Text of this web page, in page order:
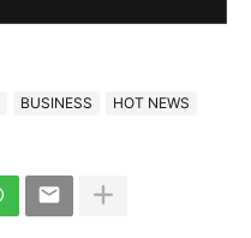
BUSINESS
HOT NEWS